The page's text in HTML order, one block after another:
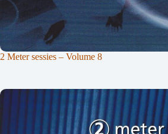
2 Meter sessies – Volume 8